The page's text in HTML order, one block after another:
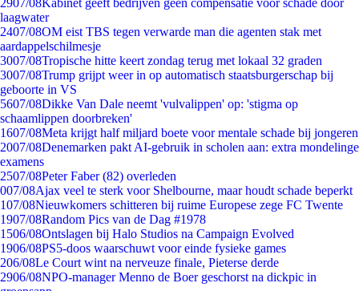
2907/08Kabinet geeft bedrijven geen compensatie voor schade door
laagwater
2407/08OM eist TBS tegen verwarde man die agenten stak met
aardappelschilmesje
3007/08Tropische hitte keert zondag terug met lokaal 32 graden
3007/08Trump grijpt weer in op automatisch staatsburgerschap bij
geboorte in VS
5607/08Dikke Van Dale neemt 'vulvalippen' op: 'stigma op
schaamlippen doorbreken'
1607/08Meta krijgt half miljard boete voor mentale schade bij jongeren
2007/08Denemarken pakt AI-gebruik in scholen aan: extra mondelinge
examens
2507/08Peter Faber (82) overleden
007/08Ajax veel te sterk voor Shelbourne, maar houdt schade beperkt
107/08Nieuwkomers schitteren bij ruime Europese zege FC Twente
1907/08Random Pics van de Dag #1978
1506/08Ontslagen bij Halo Studios na Campaign Evolved
1906/08PS5-doos waarschuwt voor einde fysieke games
206/08Le Court wint na nerveuze finale, Pieterse derde
2906/08NPO-manager Menno de Boer geschorst na dickpic in